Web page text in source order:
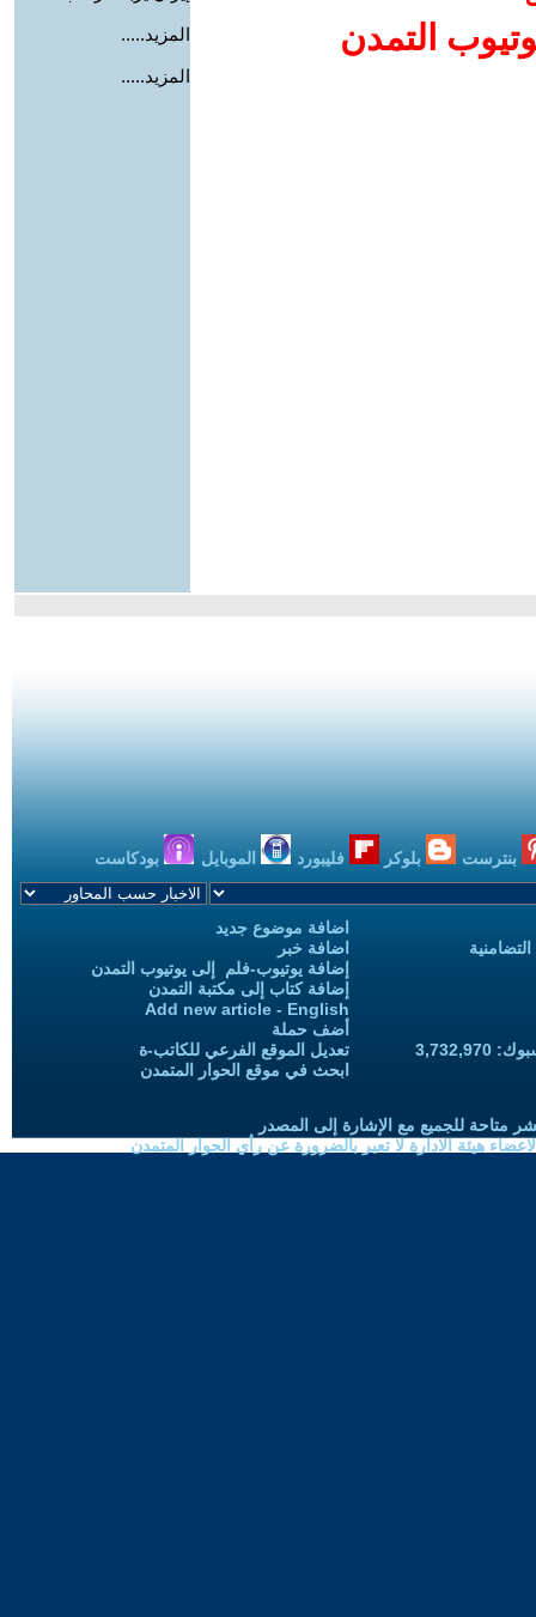
التمدن
المزيد.....
المزيد.....
بنترست بلوكر فليبورد الموبايل بودكاست
اضافة موضوع جديد
اضافة خبر
إضافة يوتيوب-فلم إلى يوتيوب التمدن
إضافة كتاب إلى مكتبة التمدن
Add new article - English
أضف حملة
تعديل الموقع الفرعي للكاتب-ة
ابحث في موقع الحوار المتمدن
متاحة للجميع مع الإشارة إلى المصدر
هيئة الادارة لا تعبر بالضرورة عن رأي الحوار المتمدن